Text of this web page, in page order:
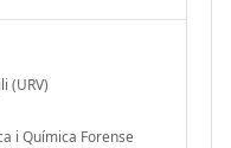
(URV)
i Química Forense